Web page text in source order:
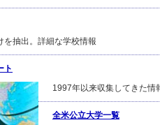
を抽出。詳細な学校情報
ト
1997年以来収集してきた情
全米公立大学一覧